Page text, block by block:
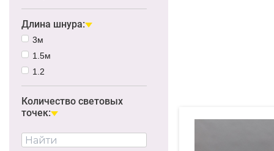
Длина шнура:
3м
1.5м
1.2
Количество световых
точек: